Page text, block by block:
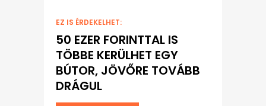
EZ IS ÉRDEKELHET:
50 EZER FORINTTAL IS
TÖBBE KERÜLHET EGY
BÚTOR, JÖVŐRE TOVÁBB
DRÁGUL